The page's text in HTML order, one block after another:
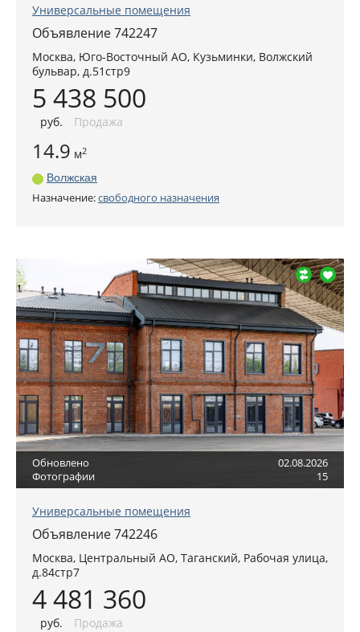
Универсальные помещения
Объявление 742247
Москва, Юго-Восточный АО, Кузьминки, Волжский
бульвар, д.51стр9
5 438 500
руб. Продажа
14.9 м2
Волжская
Назначение:свободного назначения
Обновлено
02.08.2026
Фотографии
15
Универсальные помещения
Объявление 742246
Москва, Центральный АО, Таганский, Рабочая улица,
д.84стр7
4 481 360
руб. Продажа